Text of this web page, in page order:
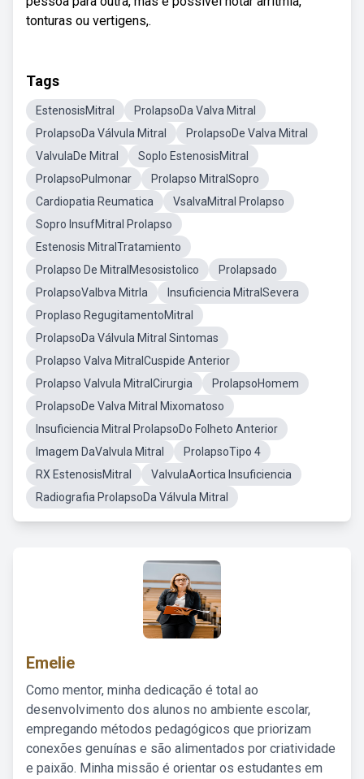
tonturas ou vertigens,.
Tags
EstenosisMitral
ProlapsoDa Valva Mitral
ProlapsoDa Válvula Mitral
ProlapsoDe Valva Mitral
ValvulaDe Mitral
Soplo EstenosisMitral
ProlapsoPulmonar
Prolapso MitralSopro
Cardiopatia Reumatica
VsalvaMitral Prolapso
Sopro InsufMitral Prolapso
Estenosis MitralTratamiento
Prolapso De MitralMesosistolico
Prolapsado
ProlapsoValbva Mitrla
Insuficiencia MitralSevera
Proplaso RegugitamentoMitral
ProlapsoDa Válvula Mitral Sintomas
Prolapso Valva MitralCuspide Anterior
Prolapso Valvula MitralCirurgia
ProlapsoHomem
ProlapsoDe Valva Mitral Mixomatoso
Insuficiencia Mitral ProlapsoDo Folheto Anterior
Imagem DaValvula Mitral
ProlapsoTipo 4
RX EstenosisMitral
ValvulaAortica Insuficiencia
Radiografia ProlapsoDa Válvula Mitral
Emelie
Como mentor, minha dedicação é total ao
desenvolvimento dos alunos no ambiente escolar,
empregando métodos pedagógicos que priorizam
conexões genuínas e são alimentados por criatividade
e paixão. Minha missão é orientar os estudantes em